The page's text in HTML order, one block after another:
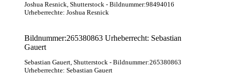
Joshua Resnick, Shutterstock - Bildnummer:98494016
Urheberrechte: Joshua Resnick
Bildnummer:265380863 Urheberrecht: Sebastian
Gauert
Sebastian Gauert, Shutterstock - Bildnummer:265380863
Urheberrechte: Sebastian Gauert